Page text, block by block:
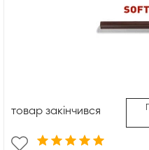
товар закінчився